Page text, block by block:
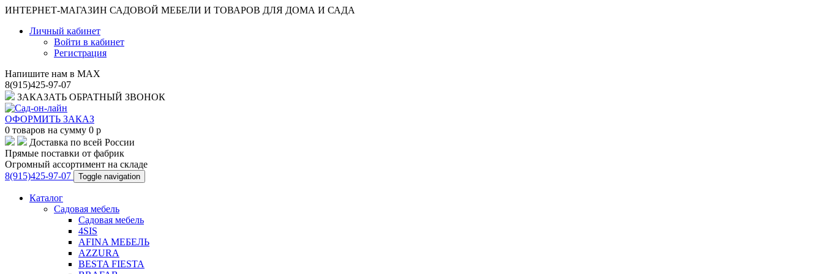
ИНТЕРНЕТ-МАГАЗИН САДОВОЙ МЕБЕЛИ И ТОВАРОВ ДЛЯ ДОМА И САДА
Личный кабинет
Войти в кабинет
Регистрация
Напишите нам в MAX
8(915)425-97-07
ЗАКАЗАТЬ ОБРАТНЫЙ ЗВОНОК
ОФОРМИТЬ ЗАКАЗ
0 товаров на сумму 0 p
Доставка по всей России
Прямые поставки от фабрик
Огромный ассортимент на складе
8(915)425-97-07
Toggle navigation
Каталог
Садовая мебель
Садовая мебель
4SIS
AFINA МЕБЕЛЬ
AZZURA
BESTA FIESTA